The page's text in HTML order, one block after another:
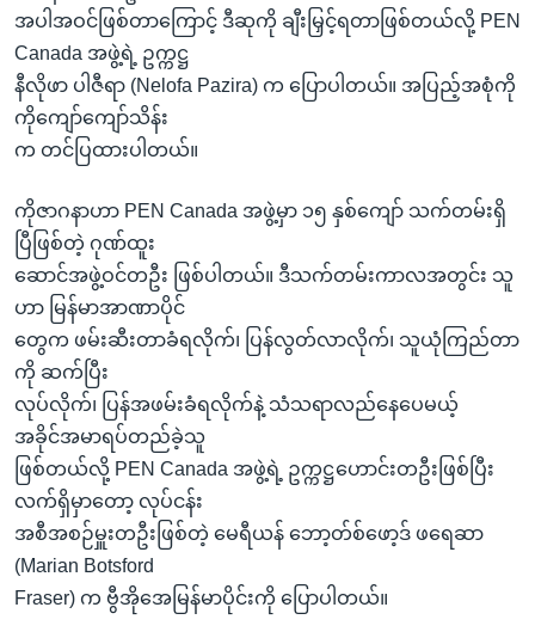
ရန်
နေရာ
ဘာသာစကားများ
အပါအဝင်ဖြစ်တာကြောင့် ဒီဆုကို ချီးမြှင့်ရတာဖြစ်တယ်လို့ PEN
Canada အဖွဲ့ရဲ့ ဥက္ကဋ္ဌ
နီလိုဖာ ပါဇီရာ (Nelofa Pazira) က ပြောပါတယ်။ အပြည့်အစုံကို
ကိုကျော်ကျော်သိန်း
က တင်ပြထားပါတယ်။
ကိုဇာဂနာဟာ PEN Canada အဖွဲ့မှာ ၁၅ နှစ်ကျော် သက်တမ်းရှိ
ပြီဖြစ်တဲ့ ဂုဏ်ထူး
ဆောင်အဖွဲ့ဝင်တဦး ဖြစ်ပါတယ်။ ဒီသက်တမ်းကာလအတွင်း သူ
ဟာ မြန်မာအာဏာပိုင်
တွေက ဖမ်းဆီးတာခံရလိုက်၊ ပြန်လွတ်လာလိုက်၊ သူယုံကြည်တာ
ကို ဆက်ပြီး
လုပ်လိုက်၊ ပြန်အဖမ်းခံရလိုက်နဲ့ သံသရာလည်နေပေမယ့်
အခိုင်အမာရပ်တည်ခဲ့သူ
ဖြစ်တယ်လို့ PEN Canada အဖွဲ့ရဲ့ ဥက္ကဋ္ဌဟောင်းတဦးဖြစ်ပြီး
လက်ရှိမှာတော့ လုပ်ငန်း
အစီအစဉ်မှူးတဦးဖြစ်တဲ့ မေရီယန် ဘော့တ်စ်ဖော့ဒ် ဖရေဆာ
(Marian Botsford
Fraser) က ဗွီအိုအေမြန်မာပိုင်းကို ပြောပါတယ်။